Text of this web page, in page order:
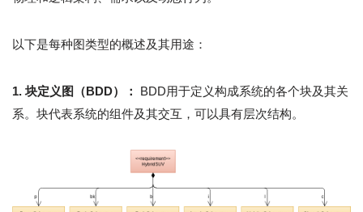
以下是每种图类型的概述及其用途：
1. 块定义图（BDD）：
BDD用于定义构成系统的各个块及其关
系。块代表系统的组件及其交互，可以具有层次结构。